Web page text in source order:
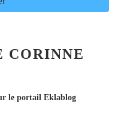
CORINNE
le portail Eklablog